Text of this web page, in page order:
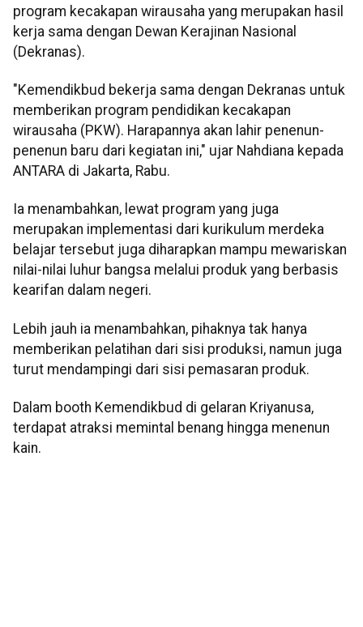
program kecakapan wirausaha yang merupakan hasil
kerja sama dengan Dewan Kerajinan Nasional
(Dekranas).
"Kemendikbud bekerja sama dengan Dekranas untuk
memberikan program pendidikan kecakapan
wirausaha (PKW). Harapannya akan lahir penenun-
penenun baru dari kegiatan ini," ujar Nahdiana kepada
ANTARA di Jakarta, Rabu.
Ia menambahkan, lewat program yang juga
merupakan implementasi dari kurikulum merdeka
belajar tersebut juga diharapkan mampu mewariskan
nilai-nilai luhur bangsa melalui produk yang berbasis
kearifan dalam negeri.
Lebih jauh ia menambahkan, pihaknya tak hanya
memberikan pelatihan dari sisi produksi, namun juga
turut mendampingi dari sisi pemasaran produk.
Dalam booth Kemendikbud di gelaran Kriyanusa,
terdapat atraksi memintal benang hingga menenun
kain.